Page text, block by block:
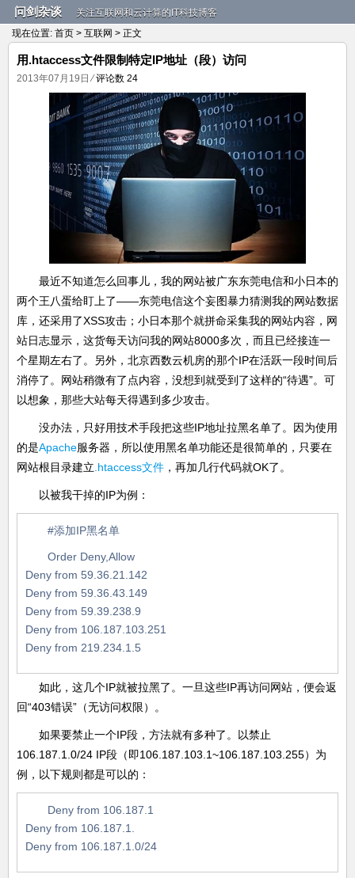
问剑杂谈
关注互联网和云计算的IT科技博客
现在位置: 首页 > 互联网 > 正文
用.htaccess文件限制特定IP地址（段）访问
2013年07月19日 ⁄评论数 24
最近不知道怎么回事儿，我的网站被广东东莞电信和小日本的
两个王八蛋给盯上了——东莞电信这个妄图暴力猜测我的网站数据
库，还采用了XSS攻击；小日本那个就拼命采集我的网站内容，网
站日志显示，这货每天访问我的网站8000多次，而且已经接连一
个星期左右了。另外，北京西数云机房的那个IP在活跃一段时间后
消停了。网站稍微有了点内容，没想到就受到了这样的“待遇”。可
以想象，那些大站每天得遇到多少攻击。
没办法，只好用技术手段把这些IP地址拉黑名单了。因为使用
的是Apache服务器，所以使用黑名单功能还是很简单的，只要在
网站根目录建立 .htaccess文件 ，再加几行代码就OK了。
以被我干掉的IP为例：
#添加IP黑名单
Order Deny,Allow
Deny from 59.36.21.142
Deny from 59.36.43.149
Deny from 59.39.238.9
Deny from 106.187.103.251
Deny from 219.234.1.5
如此，这几个IP就被拉黑了。一旦这些IP再访问网站，便会返
回“403错误”（无访问权限）。
如果要禁止一个IP段，方法就有多种了。以禁止
106.187.1.0/24 IP段（即106.187.103.1~106.187.103.255）为
例，以下规则都是可以的：
Deny from 106.187.1
Deny from 106.187.1.
Deny from 106.187.1.0/24